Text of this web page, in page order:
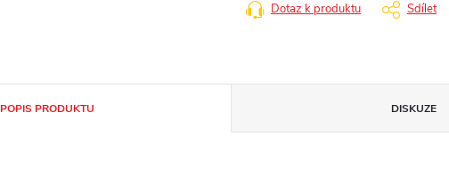
Dotaz k produktu Sdílet
POPIS PRODUKTU DISKUZE